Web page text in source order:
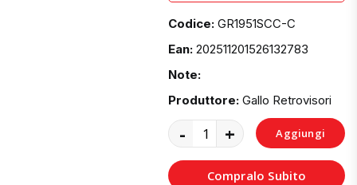
Codice: GR1951SCC-C
Ean: 202511201526132783
Note:
Produttore: Gallo Retrovisori
- + Aggiungi
al
Compralo Subito